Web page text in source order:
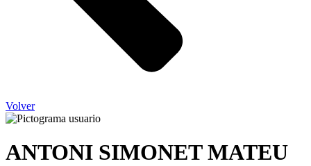
Volver
ANTONI SIMONET MATEU